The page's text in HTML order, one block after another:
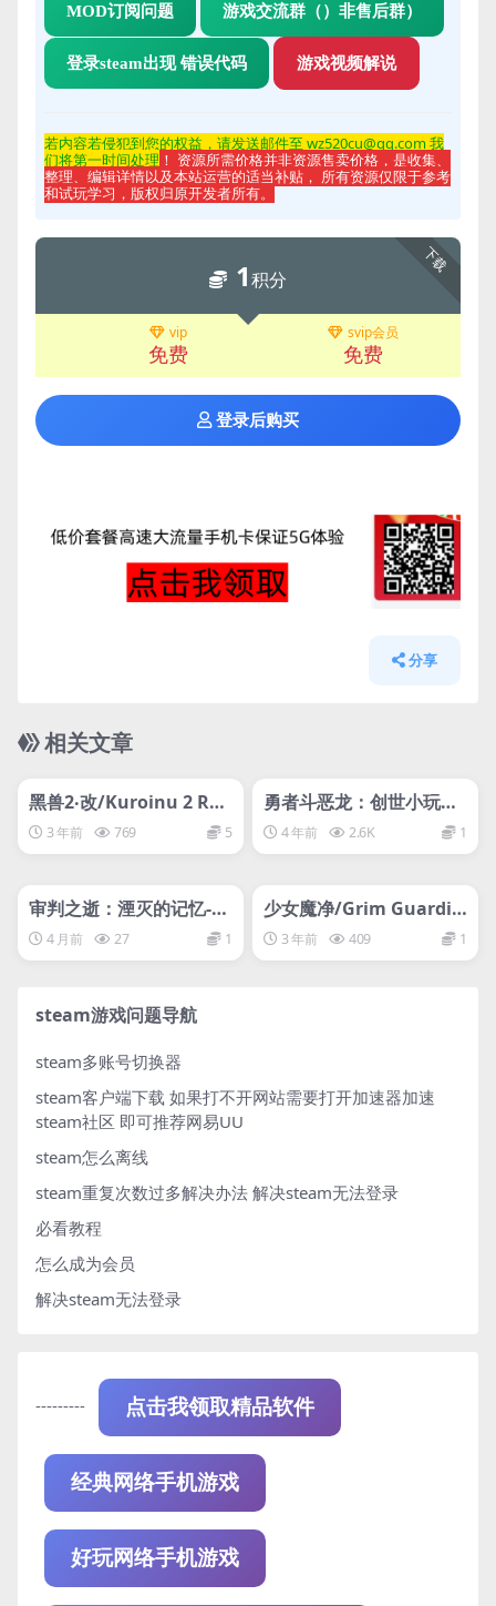
MOD订阅问题 游戏交流群（）非售后群）
登录steam出现 错误代码 游戏视频解说
若内容若侵犯到您的权益，请发送邮件至 wz520cu@qq.com 我
们将第一时间处理 ！ 资源所需价格并非资源售卖价格，是收集、
整理、编辑详情以及本站运营的适当补贴， 所有资源仅限于参考
和试玩学习，版权归原开发者所有。
下载
1积分
vip
免费
svip会员
免费
登录后购买
分享
相关文章
网盘下载游戏
黑兽2‧改/Kuroinu 2 Red
ux3 年前 769 5
支持网络联机
勇者斗恶龙：创世小玩家
2 4 年前 2.6K 1
网盘下载游戏
审判之逝：湮灭的记忆-虚
拟机版/Lost Judgment
HYPERVISOR
4 月前 27 1
网盘下载游戏
少女魔净/Grim Guardia
ns: Demon Purge
3 年前 409 1
steam游戏问题导航
steam多账号切换器
steam客户端下载 如果打不开网站需要打开加速器加速
steam社区 即可推荐网易UU
steam怎么离线
steam重复次数过多解决办法 解决steam无法登录
必看教程
怎么成为会员
解决steam无法登录
--------- 点击我领取精品软件
经典网络手机游戏
好玩网络手机游戏